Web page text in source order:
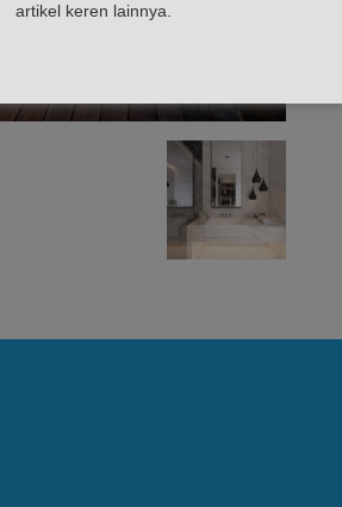
artikel keren lainnya.